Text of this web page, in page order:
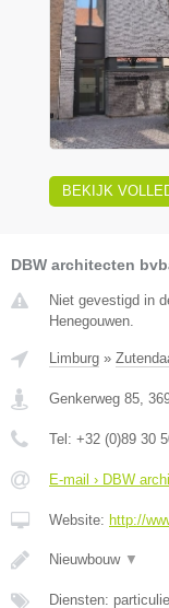
BEKIJK
DBW architecten
Niet gevestigd in
Henegouwen.
Limburg »
Genkerweg 85,
Tel: +32 (0)89 30
E-mail › DBW
Website: http://
Nieuwbouw ▼
Diensten: